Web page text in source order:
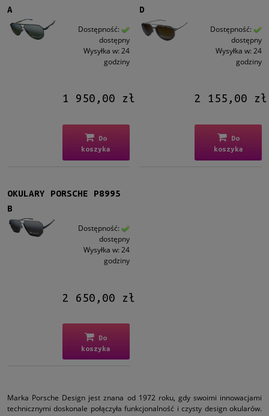
A
Dostępność:
dostępny
Wysyłka w: 24
godziny
1 950,00 zł
Do
koszyka
D
Dostępność:
dostępny
Wysyłka w: 24
godziny
2 155,00 zł
Do
koszyka
OKULARY PORSCHE P8995
B
Dostępność:
dostępny
Wysyłka w: 24
godziny
2 650,00 zł
Do
koszyka
Marka Porsche Design jest znana od 1972 roku, gdy swoimi innowacjami
technicznymi doskonale połączyła funkcjonalność i czysty design okularów.